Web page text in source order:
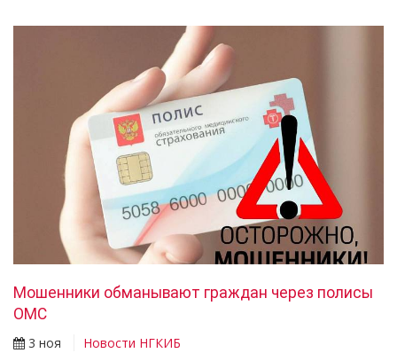
Мошенники обманывают граждан через полисы
ОМС
3 ноя
Новости НГКИБ